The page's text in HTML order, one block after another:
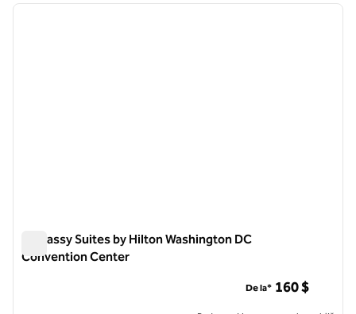
1 din 12
Embassy Suites by Hilton Washington DC
Convention Center
De la* 160 $